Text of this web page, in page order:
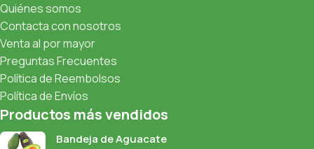
Quiénes somos
Contacta con nosotros
Venta al por mayor
Preguntas Frecuentes
Política de Reembolsos
Política de Envíos
Productos más vendidos
Bandeja de Aguacate